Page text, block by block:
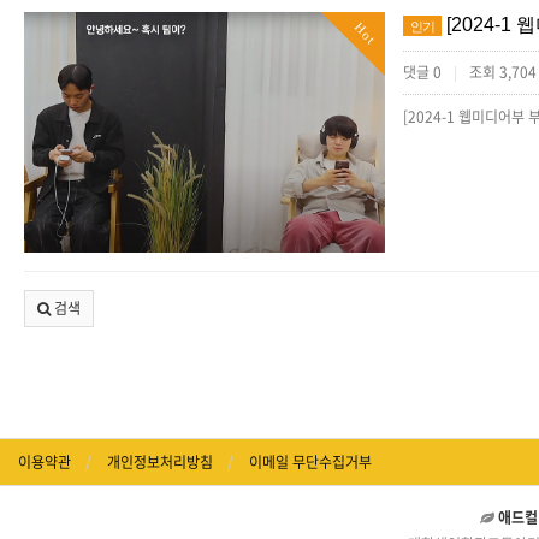
Hot 인기 [2024-1
댓글 0 | 조회 3,704
검색
이용약관 개인정보처리방침 이메일 무단수집거부
애드